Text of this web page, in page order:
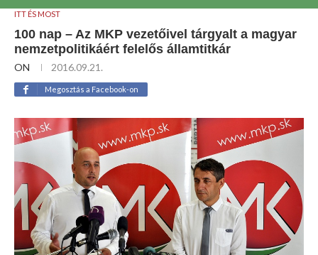
ITT ÉS MOST
100 nap – Az MKP vezetőivel tárgyalt a magyar
nemzetpolitikáért felelős államtitkár
ON 2016.09.21.
Megosztás a Facebook-on